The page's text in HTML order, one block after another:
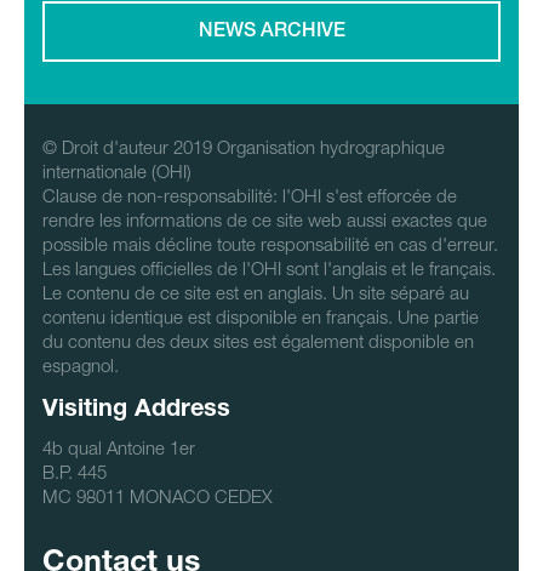
NEWS ARCHIVE
© Droit d'auteur 2019 Organisation hydrographique
internationale (OHI)
Clause de non-responsabilité: l'OHI s'est efforcée de
rendre les informations de ce site web aussi exactes que
possible mais décline toute responsabilité en cas d'erreur.
Les langues officielles de l'OHI sont l'anglais et le français.
Le contenu de ce site est en anglais. Un site séparé au
contenu identique est disponible en français. Une partie
du contenu des deux sites est également disponible en
espagnol.
Visiting Address
4b qual Antoine 1er
B.P. 445
MC 98011 MONACO CEDEX
Contact us